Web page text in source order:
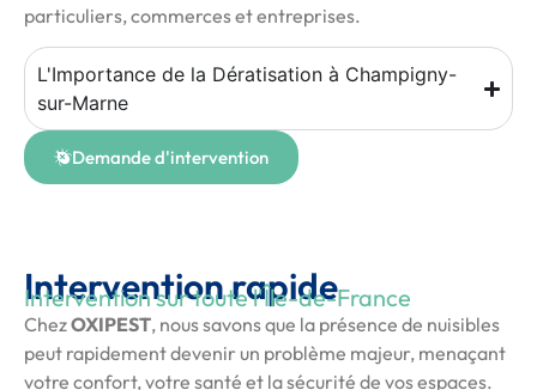
particuliers, commerces et entreprises.
L'Importance de la Dératisation à Champigny-
sur-Marne
Demande d'intervention
Intervention rapide
Intervention sur toute l'Île-de-France
ChezOXIPEST, nous savons que la présence de nuisibles
peut rapidement devenir un problème majeur, menaçant
votre confort, votre santé et la sécurité de vos espaces.